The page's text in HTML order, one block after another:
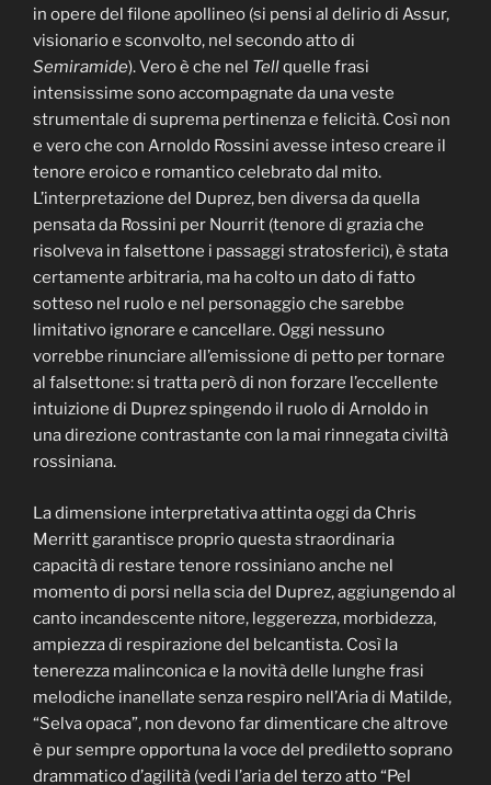
in opere del filone apollineo (si pensi al delirio di Assur,
visionario e sconvolto, nel secondo atto di
Semiramide). Vero è che nel Tellquelle frasi
intensissime sono accompagnate da una veste
strumentale di suprema pertinenza e felicità. Così non
e vero che con Arnoldo Rossini avesse inteso creare il
tenore eroico e romantico celebrato dal mito.
L’interpretazione del Duprez, ben diversa da quella
pensata da Rossini per Nourrit (tenore di grazia che
risolveva in falsettone i passaggi stratosferici), è stata
certamente arbitraria, ma ha colto un dato di fatto
sotteso nel ruolo e nel personaggio che sarebbe
limitativo ignorare e cancellare. Oggi nessuno
vorrebbe rinunciare all’emissione di petto per tornare
al falsettone: si tratta però di non forzare l’eccellente
intuizione di Duprez spingendo il ruolo di Arnoldo in
una direzione contrastante con la mai rinnegata civiltà
rossiniana.
La dimensione interpretativa attinta oggi da Chris
Merritt garantisce proprio questa straordinaria
capacità di restare tenore rossiniano anche nel
momento di porsi nella scia del Duprez, aggiungendo al
canto incandescente nitore, leggerezza, morbidezza,
ampiezza di respirazione del belcantista. Così la
tenerezza malinconica e la novità delle lunghe frasi
melodiche inanellate senza respiro nell’Aria di Matilde,
“Selva opaca”, non devono far dimenticare che altrove
è pur sempre opportuna la voce del prediletto soprano
drammatico d’agilità (vedi l’aria del terzo atto “Pel